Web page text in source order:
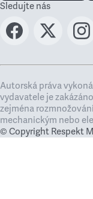
Sledujte nás
Autorská práva
vydavatele je
zejména
mechanickým nebo
© Copyright Respekt